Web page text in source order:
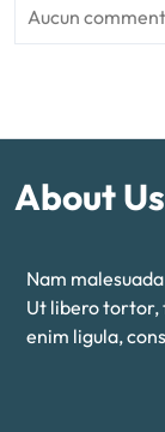
Aucun
About Us
Nam
Ut libero tortor,
enim ligula,